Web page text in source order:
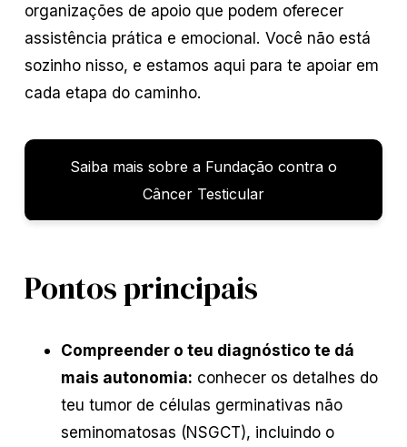
organizações de apoio que podem oferecer
assistência prática e emocional. Você não está
sozinho nisso, e estamos aqui para te apoiar em
cada etapa do caminho.
Saiba mais sobre a Fundação contra o
Câncer Testicular
Pontos principais
Compreender o teu diagnóstico te dá
mais autonomia: conhecer os detalhes do
teu tumor de células germinativas não
seminomatosas (NSGCT), incluindo o